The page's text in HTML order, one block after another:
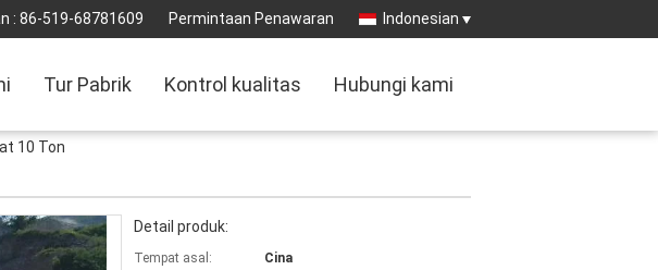
: 86-519-68781609 Permintaan Penawaran Indonesian
Tur Pabrik Kontrol kualitas Hubungi kami
10 Ton
Detail produk:
Tempat asal:
Cina